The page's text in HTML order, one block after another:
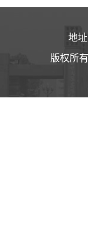
地
版权所